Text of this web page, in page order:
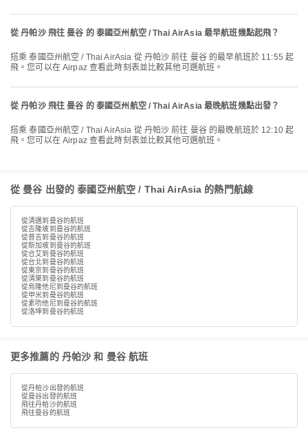
從 丹帕沙 飛往 曼谷 的 泰國亞州航空 / Thai AirAsia 最早航班幾點起飛？
搭乘 泰國亞州航空 / Thai AirAsia 從 丹帕沙 前往 曼谷 的最早航班於 11:55 起
飛。您可以在 Airpaz 查看此時刻表並比較其他可選航班。
從 丹帕沙 飛往 曼谷 的 泰國亞州航空 / Thai AirAsia 最晚航班幾點出發？
搭乘 泰國亞州航空 / Thai AirAsia 從 丹帕沙 前往 曼谷 的最晚航班於 12:10 起
飛。您可以在 Airpaz 查看此時刻表並比較其他可選航班。
從 曼谷 出發的 泰國亞州航空 / Thai AirAsia 的熱門航線
從清邁到曼谷的航班
從吉隆坡到曼谷的航班
從普吉到曼谷的航班
從新加坡到曼谷的航班
從合艾到曼谷的航班
從台北到曼谷的航班
從東京到曼谷的航班
從清萊到曼谷的航班
從烏隆他尼到曼谷的航班
從甲米到曼谷的航班
從素叻他尼到曼谷的航班
從洛坤到曼谷的航班
更多推薦的 丹帕沙 和 曼谷 航班
從丹帕沙出發的航班
從曼谷出發的航班
飛往丹帕沙的航班
飛往曼谷的航班